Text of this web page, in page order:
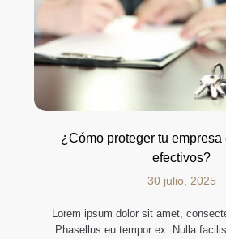
¿Cómo proteger tu empresa
efectivos?
30 julio, 2025
Lorem ipsum dolor sit amet,
Phasellus eu tempor ex. Nulla